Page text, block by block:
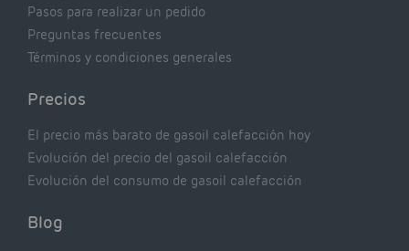
Pasos para realizar un pedido
Preguntas frecuentes
Términos y condiciones generales
Precios
El precio más barato de gasoil calefacción hoy
Evolución del precio del gasoil calefacción
Evolución del consumo de gasoil calefacción
Blog